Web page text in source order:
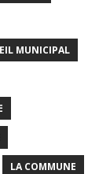
MUNICIPAL
LA COMMUNE